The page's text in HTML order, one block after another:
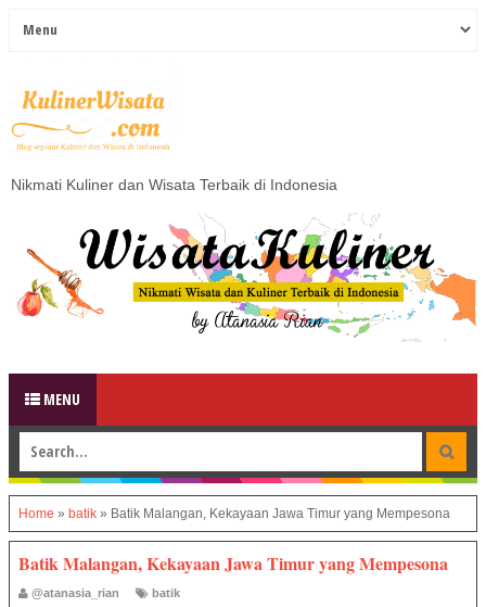
Nikmati Kuliner dan Wisata Terbaik di Indonesia
MENU
Home » batik » Batik Malangan, Kekayaan Jawa Timur yang Mempesona
Batik Malangan, Kekayaan Jawa Timur yang Mempesona
@atanasia_rian batik